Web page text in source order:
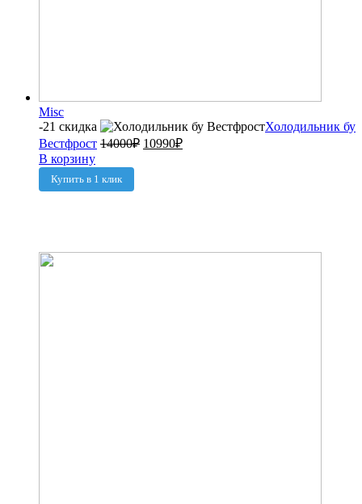
Misc
-21 скидка
Холодильник бу
Вестфрост 14000₽ 10990₽
В корзину
Купить в 1 клик